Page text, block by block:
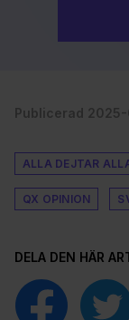
Publicerad 2025-
ALLA DEJTAR
QX OPINION
DELA DEN HÄR